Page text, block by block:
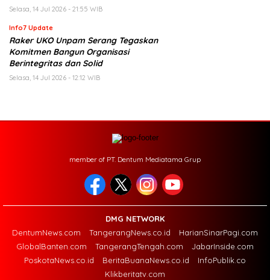
Selasa, 14 Jul 2026 - 21:55 WIB
Info7 Update
Raker UKO Unpam Serang Tegaskan
Komitmen Bangun Organisasi
Berintegritas dan Solid
Selasa, 14 Jul 2026 - 12:12 WIB
member of PT. Dentum Mediatama Grup
DMG NETWORK
DentumNews.com
TangerangNews.co.id
HarianSinarPagi.com
GlobalBanten.com
TangerangTengah.com
JabarInside.com
PoskotaNews.co.id
BeritaBuanaNews.co.id
InfoPublik.co
Klikberitatv.com